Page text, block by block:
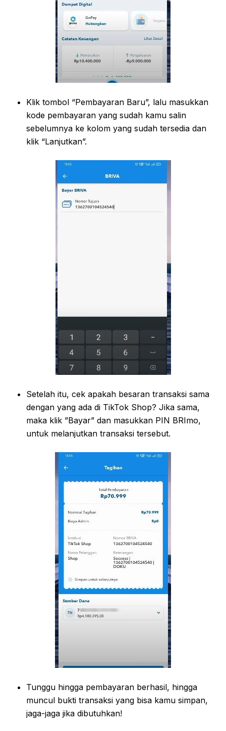
Klik tombol “Pembayaran Baru”, lalu masukkan
kode pembayaran yang sudah kamu salin
sebelumnya ke kolom yang sudah tersedia dan
klik “Lanjutkan”.
Setelah itu, cek apakah besaran transaksi sama
dengan yang ada di TikTok Shop? Jika sama,
maka klik ”Bayar” dan masukkan PIN BRImo,
untuk melanjutkan transaksi tersebut.
Tunggu hingga pembayaran berhasil, hingga
muncul bukti transaksi yang bisa kamu simpan,
jaga-jaga jika dibutuhkan!